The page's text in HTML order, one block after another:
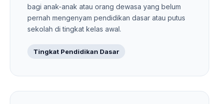
bagi anak-anak atau orang dewasa yang belum
pernah mengenyam pendidikan dasar atau putus
sekolah di tingkat kelas awal.
Tingkat Pendidikan Dasar